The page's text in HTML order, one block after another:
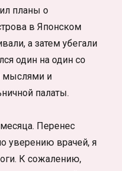
планы о
в Японском
а затем убегали
один на один со
мыслями и
палаты.
Перенес
уверению врачей, я
К сожалению,